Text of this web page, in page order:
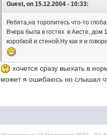
Guest, on 15.12.2004 - 10:33:
Ребята,на торопитесь что-то
Вчера была в гостях в Аисте,
коробкой и стеной.Ну как я и
хочется сразу вьехать в
может я ошибаюсь но слышал